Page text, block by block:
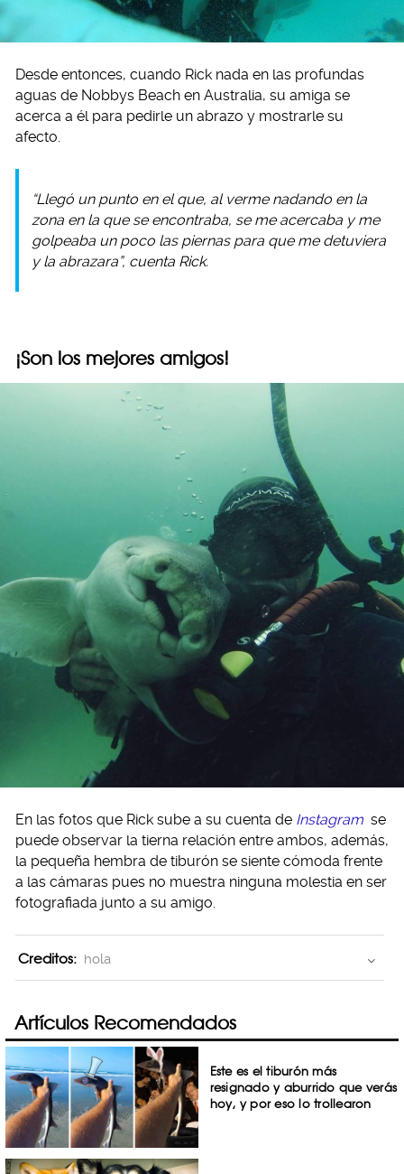
Desde entonces, cuando Rick nada en las profundas
aguas de Nobbys Beach en Australia, su amiga se
acerca a él para pedirle un abrazo y mostrarle su
afecto.
“Llegó un punto en el que, al verme nadando en la
zona en la que se encontraba, se me acercaba y me
golpeaba un poco las piernas para que me detuviera
y la abrazara”, cuenta Rick.
¡Son los mejores amigos!
En las fotos que Rick sube a su cuenta de Instagram se
puede observar la tierna relación entre ambos, además,
la pequeña hembra de tiburón se siente cómoda frente
a las cámaras pues no muestra ninguna molestia en ser
fotografiada junto a su amigo.
Creditos: hola
Artículos Recomendados
Este es el tiburón más
resignado y aburrido que verás
hoy, y por eso lo trollearon